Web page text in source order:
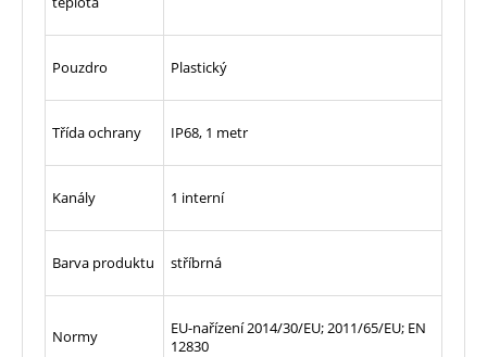
Pouzdro Plastický
Třída ochrany IP68, 1 metr
Kanály 1 interní
Barva produktu stříbrná
Normy
EU-nařízení 2014/30/EU; 2011/65/EU; EN
12830